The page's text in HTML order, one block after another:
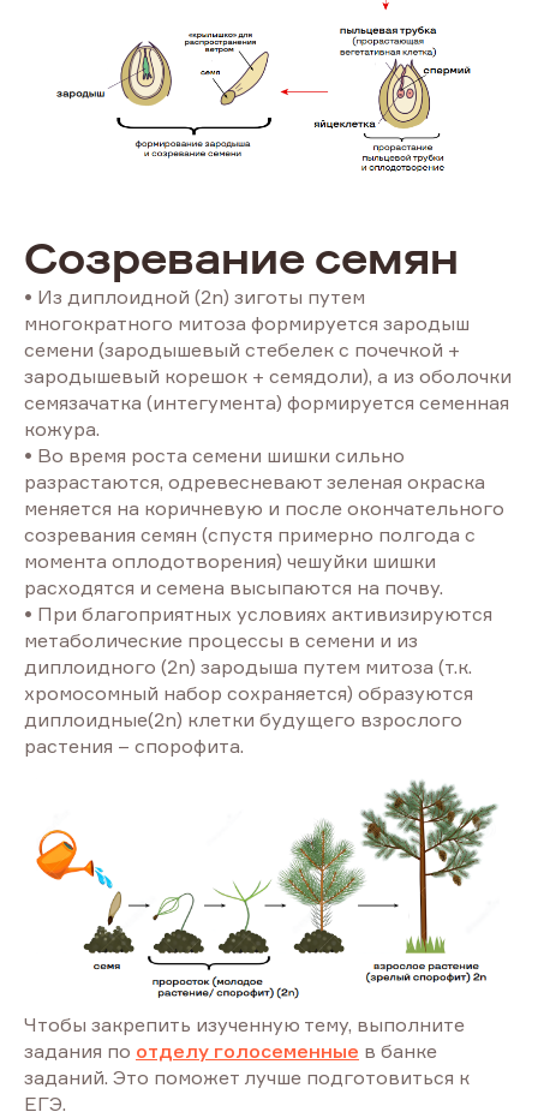
Созревание семян
• Из диплоидной (2n) зиготы путем
многократного митоза формируется зародыш
семени (зародышевый стебелек с почечкой +
зародышевый корешок + семядоли), а из оболочки
семязачатка (интегумента) формируется семенная
кожура.
• Во время роста семени шишки сильно
разрастаются, одревесневают зеленая окраска
меняется на коричневую и после окончательного
созревания семян (спустя примерно полгода с
момента оплодотворения) чешуйки шишки
расходятся и семена высыпаются на почву.
• При благоприятных условиях активизируются
метаболические процессы в семени и из
диплоидного (2n) зародыша путем митоза (т.к.
хромосомный набор сохраняется) образуются
диплоидные(2n) клетки будущего взрослого
растения – спорофита.
Чтобы закрепить изученную тему, выполните
задания по отделу голосеменные в банке
заданий. Это поможет лучше подготовиться к
ЕГЭ.